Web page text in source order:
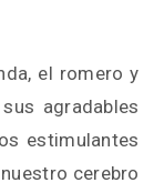
el romero y
agradables
estimulantes
cerebro